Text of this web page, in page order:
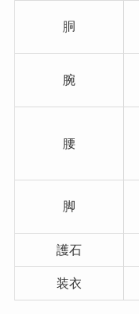
胴
腕
腰
脚
護石
装衣